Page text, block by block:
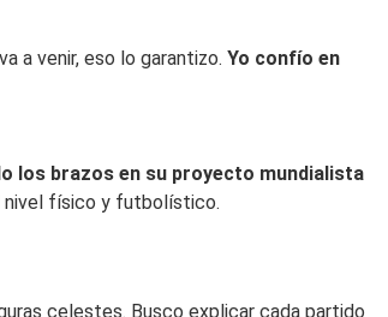
a venir, eso lo garantizo. Yo confío en
los brazos en su proyecto mundialista
nivel físico y futbolístico.
celestes. Busco explicar cada partido